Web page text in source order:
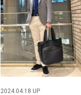
2024.04.18 UP